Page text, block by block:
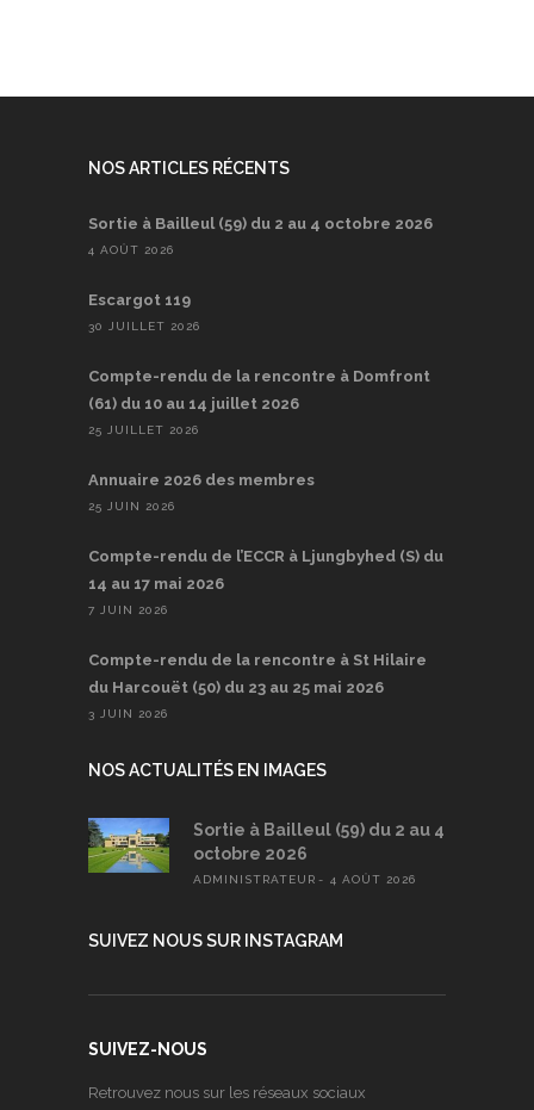
NOS ARTICLES RÉCENTS
Sortie à Bailleul (59) du 2 au 4 octobre 2026
4 AOÛT 2026
Escargot 119
30 JUILLET 2026
Compte-rendu de la rencontre à Domfront
(61) du 10 au 14 juillet 2026
25 JUILLET 2026
Annuaire 2026 des membres
25 JUIN 2026
Compte-rendu de l’ECCR à Ljungbyhed (S) du
14 au 17 mai 2026
7 JUIN 2026
Compte-rendu de la rencontre à St Hilaire
du Harcouët (50) du 23 au 25 mai 2026
3 JUIN 2026
NOS ACTUALITÉS EN IMAGES
Sortie à Bailleul (59) du 2 au 4
octobre 2026
ADMINISTRATEUR 4 AOÛT 2026
SUIVEZ NOUS SUR INSTAGRAM
SUIVEZ-NOUS
Retrouvez nous sur les réseaux sociaux